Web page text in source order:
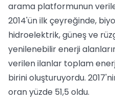
arama platformunun
2014'ün ilk çeyreğinde,
hidroelektrik, güneş ve
yenilenebilir enerji
verilen ilanlar toplam
birini oluşturuyordu.
oran yüzde 51,5 oldu.